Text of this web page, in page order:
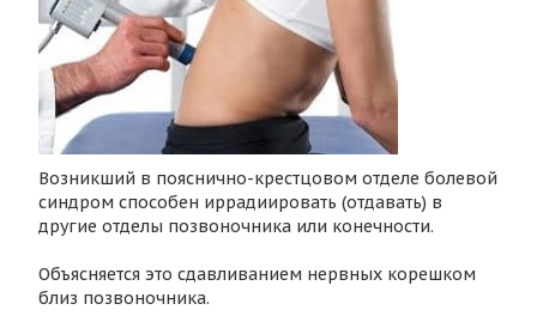
Возникший в пояснично-крестцовом отделе болевой
синдром способен иррадиировать (отдавать) в
другие отделы позвоночника или конечности.
Объясняется это сдавливанием нервных корешком
близ позвоночника.